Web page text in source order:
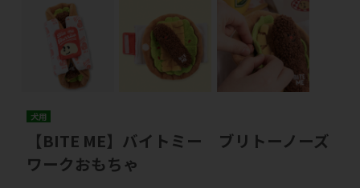
犬用
【BITE ME】バイトミー ブリトーノーズ
ワークおもちゃ